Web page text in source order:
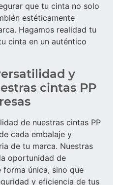
que tu cinta no solo
estéticamente
Hagamos realidad tu
cinta en un auténtico
y
cintas PP
de nuestras cintas PP
cada embalaje y
de tu marca. Nuestras
oportunidad de
única, sino que
y eficiencia de tus